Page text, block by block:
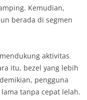
Kemudian,
berada di segmen
aktivitas
itu, bezel yang lebih
pengguna
tanpa cepat lelah.